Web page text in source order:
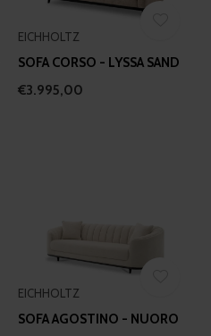
EICHHOLTZ
SOFA CORSO - LYSSA SAND
€3.995,00
EICHHOLTZ
SOFA AGOSTINO - NUORO